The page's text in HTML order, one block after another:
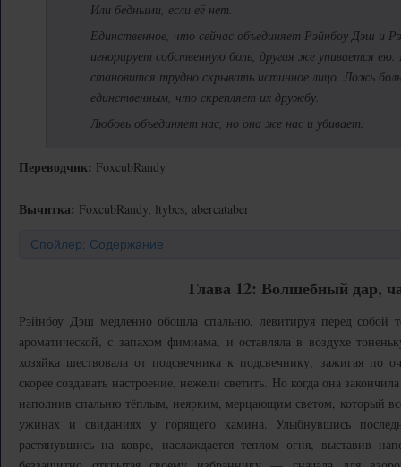
Или бедными, если её нет.
Единственное, что сейчас объединяет Рэйнбоу Дэш и
игнорирует собственную боль, другая же упивается
становится трудно скрывать истинное лицо. Ложь
единственным, что скрепляет их дружбу.
Любовь объединяет нас, но она же нас и убивает.
Переводчик: FoxcubRandy
Вычитка: FoxcubRandy, ltybcs, abercataber
Спойлер: Содержание
Глава 12: Волшебный дар,
Рэйнбоу Дэш медленно обошла спальню, левитируя перед
ароматической, с запахом фимиама, и оставляла в воздухе
хозяйка шествовала от подсвечника к подсвечнику, зажигая по
скорее создавать настроение, нежели светить. Но когда она
наполнив спальню тёплым, неярким, мерцающим светом, который
ужинах и свиданиях у горящего камина. Улыбнувшись
растянувшись на ковре, наслаждается теплом огня, выставив